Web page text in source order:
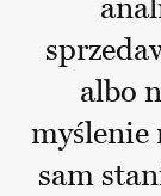
albo
myślenie
sam